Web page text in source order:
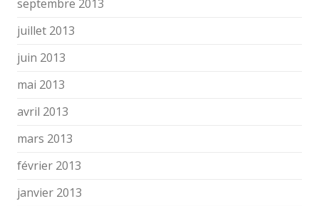
septembre 2013
juillet 2013
juin 2013
mai 2013
avril 2013
mars 2013
février 2013
janvier 2013